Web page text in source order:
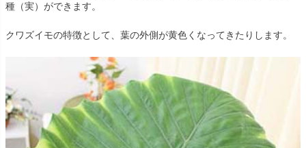
種（実）ができます。
クワズイモの特徴として、葉の外側が黄色くなってきたりします。